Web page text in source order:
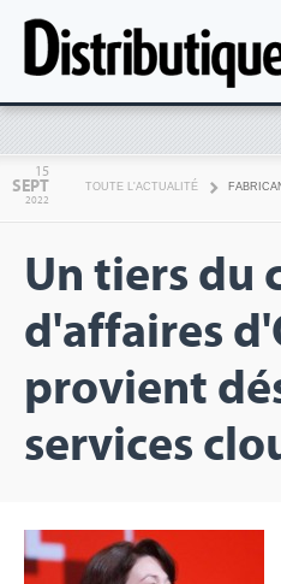
15
SEPT
2022
TOUTE L'ACTUALITÉ
Un tiers du
d'affaires
provient
services